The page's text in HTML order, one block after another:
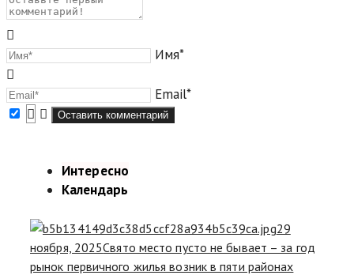
Имя*
Email*
Интересно
Календарь
29
ноября, 2025Свято место пусто не бывает – за год
рынок первичного жилья возник в пяти районах